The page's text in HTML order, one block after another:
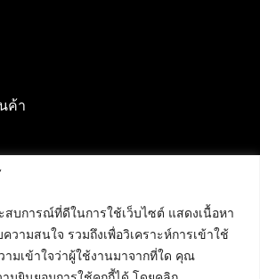
สบการณ์ที่ดีในการใช้เว็บไซต์ แสดงเนื้อหา
วามสนใจ รวมถึงเพื่อวิเคราะห์การเข้าใช้
ามเข้าใจว่าผู้ใช้งานมาจากที่ใด คุณ
ค้า
มิวนิเคชั่น จำกัด 420/94 ถนน